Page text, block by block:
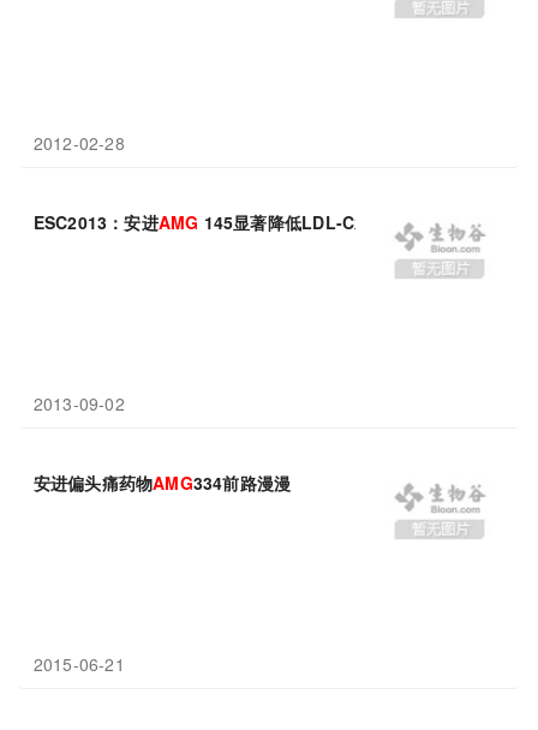
2012-02-28
ESC2013：安进AMG 145显著降低LDL-C水平
2013-09-02
安进偏头痛药物AMG334前路漫漫
2015-06-21